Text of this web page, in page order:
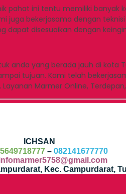
pahat ini tentu memiliki
bekerjasama dengan
dapat disesuaikan dengan
anda yang berada jauh di kota
tujuan. Kami telah
Marmer Online,
ICHSAN
– 082141677770
Kec. Campurdarat,